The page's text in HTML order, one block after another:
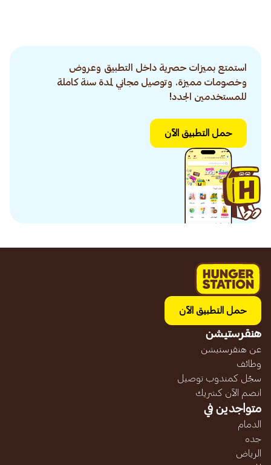
استمتع بميزات حصرية داخل التطبيق وعروض
وخصومات مميزة. وتوصيل مجاني لمدة سنة كاملة
للمستخدمين الجدد!
حمل التطبيق الآن
حمل التطبيق الآن
هنقرستيشن
عن هنقرستيشن
وظائف
سجّل كمندوب توصيل
انضم الآن كشريك
متواجدين في
الدمام
جده
الرياض